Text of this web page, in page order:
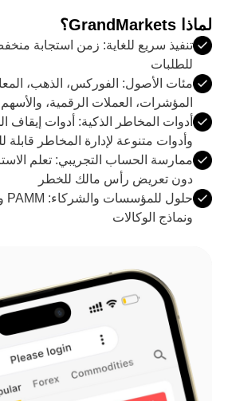
لماذا GrandMarkets؟
تنفيذ سريع للغاية: زمن استجابة
للطلبات
مئات الأصول: الفوركس، الذهب،
المؤشرات، العملات الرقمية، والأسهم
أدوات المخاطر الذكية: أدوات إيقاف
وأدوات متنوعة لإدارة المخاطر
ممارسة الحساب التجريبي: تعلم
دون تعريض رأس مالك للخطر
ونماذج الوكالات